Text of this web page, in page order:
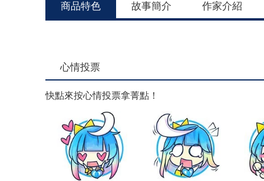
商品特色 故事簡介 作家介紹
心情投票
快點來按心情投票拿菁點！